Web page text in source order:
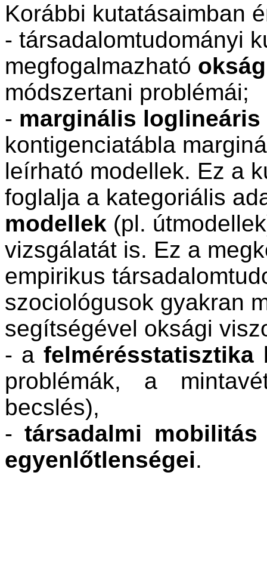
Korábbi kutatásaimban
- társadalomtudományi
megfogalmazható
módszertani problémái;
- marginális loglineáris
kontigenciatábla
leírható modellek. Ez a
foglalja a kategoriális
modellek (pl.
vizsgálatát is. Ez a
empirikus
szociológusok gyakran
segítségével oksági
- afelmérésstatisztika
problémák, a
becslés),
-társadalmi mobilitás
egyenlőtlenségei.